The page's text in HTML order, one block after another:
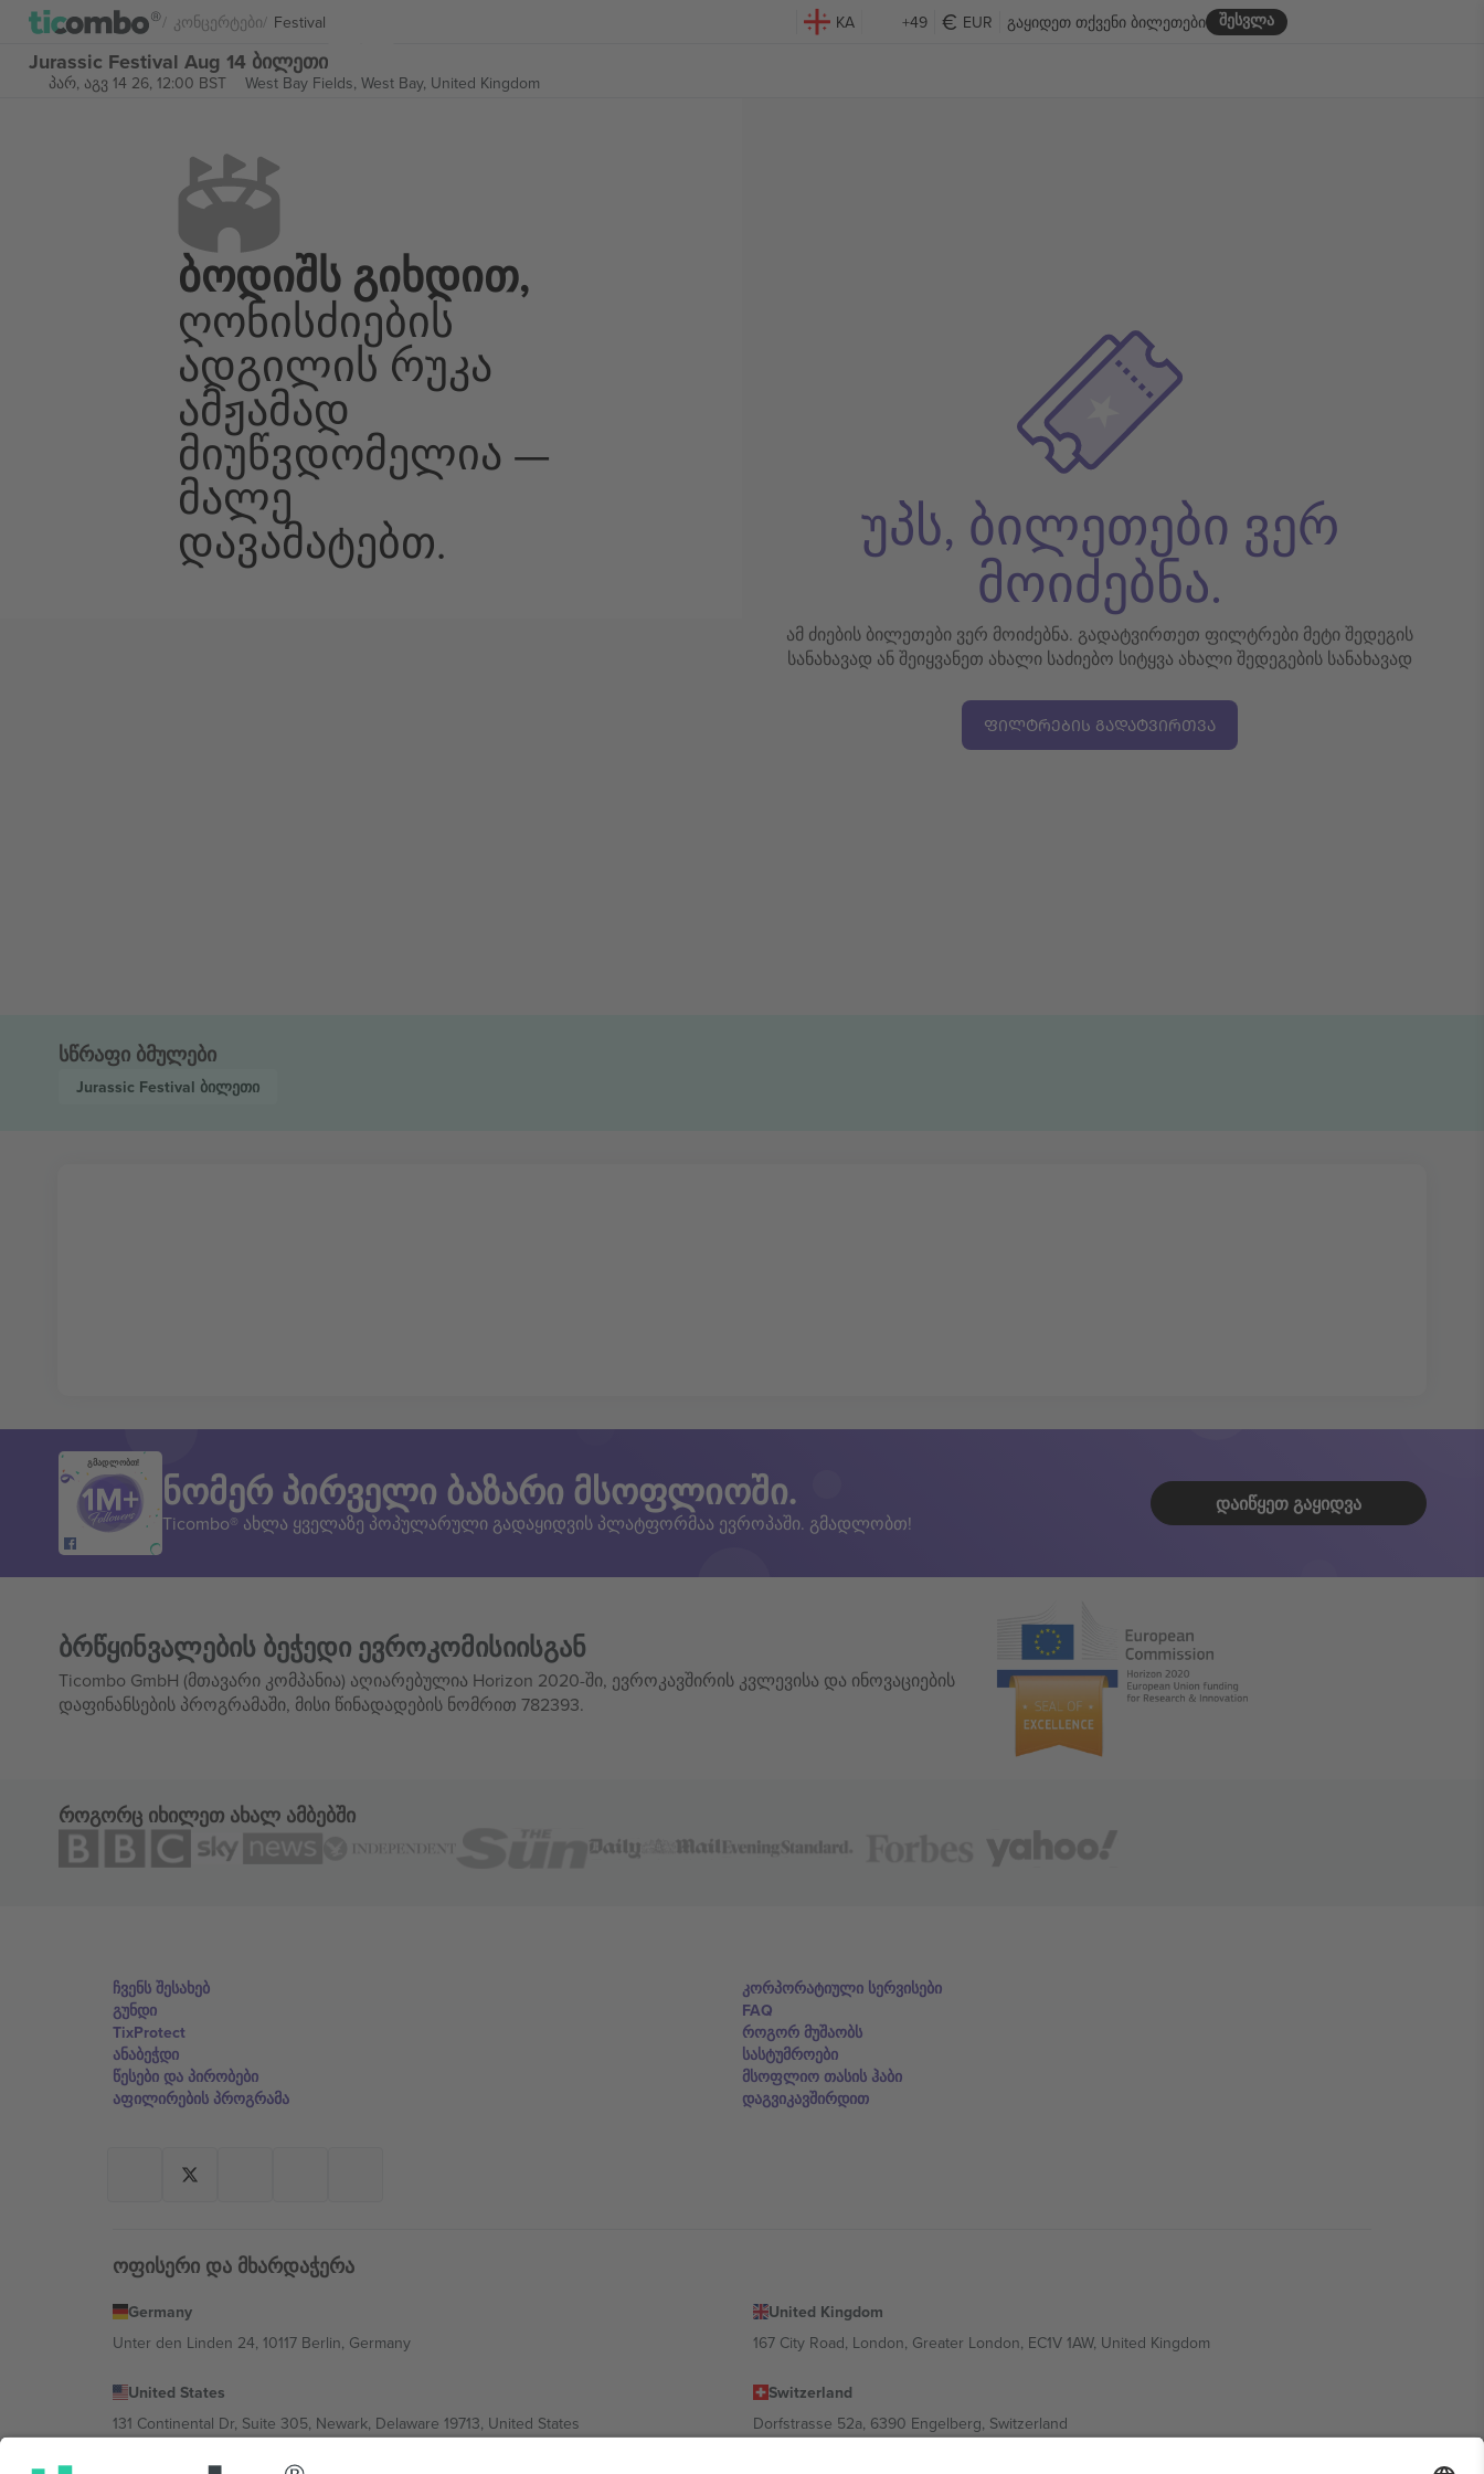
Კონცერტები Festival KA +49 EUR შესვლა
გაყიდეთ თქვენი ბილეთები
Jurassic Festival Aug 14 ბილეთი
პარ, აგვ 14 26, 12:00 BST West Bay Fields, West Bay, United Kingdom
Ბოდიშს Გიხდით,
Ღონისძიების
Ადგილის Რუკა
Ამჟამად
Მიუწვდომელია —
Მალე
Დავამატებთ. უპს, ბილეთები ვერ
მოიძებნა.
ამ ძიების ბილეთები ვერ მოიძებნა. გადატვირთეთ ფილტრები მეტი შედეგის
სანახავად ან შეიყვანეთ ახალი საძიებო სიტყვა ახალი შედეგების სანახავად
ᲤᲘᲚᲢᲠᲔᲑᲘᲡ ᲒᲐᲓᲐᲢᲕᲘᲠᲗᲕᲐ
სწრაფი ბმულები
Jurassic Festival ბილეთი
გმადლობთ!
ნომერ პირველი ბაზარი მსოფლიოში.
Ticombo® ახლა ყველაზე პოპულარული გადაყიდვის პლატფორმაა ევროპაში. გმადლობთ!
ᲓᲐᲘᲬᲧᲔᲗ ᲒᲐᲧᲘᲓᲕᲐ
ბრწყინვალების ბეჭედი ევროკომისიისგან
Ticombo GmbH (მთავარი კომპანია) აღიარებულია Horizon 2020-ში, ევროკავშირის კვლევისა და ინოვაციების
დაფინანსების პროგრამაში, მისი წინადადების ნომრით 782393.
როგორც იხილეთ ახალ ამბებში
ჩვენს შესახებ
გუნდი
TixProtect
ანაბეჭდი
წესები და პირობები
აფილირების პროგრამა
კორპორატიული სერვისები
FAQ
როგორ მუშაობს
სასტუმროები
მსოფლიო თასის ჰაბი
დაგვიკავშირდით
ოფისერი და მხარდაჭერა
Germany
Unter den Linden 24, 10117 Berlin, Germany
United Kingdom
167 City Road, London, Greater London, EC1V 1AW, United Kingdom
United States
131 Continental Dr, Suite 305, Newark, Delaware 19713, United States
Switzerland
Dorfstrasse 52a, 6390 Engelberg, Switzerland